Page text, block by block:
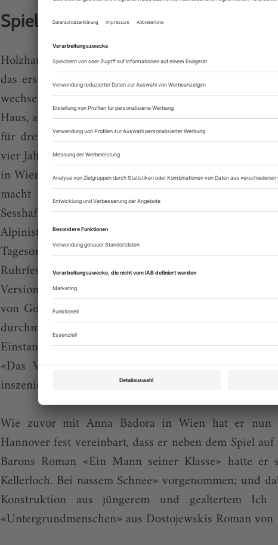
Spiel und Regie
Holzhausen ist ziemlich viel herum gekommen, als
das erste Engagement gleich am heimischen
wechselte. Danach, nach sieben Jahren bis 2000,
Haus, absolvierte stattdessen regelmäßige Umzüge –
für drei nach Frankfurt/M. und je vier nach Köln
vier Jahre folgten dann noch einmal daheim in
in Wien. Mit Partnerin Anja Herden ist er dann 2019
macht sich mit mittler -weile Mitte 50
Sesshaftigkeit. Jetzt in Hannover ist er sehr
Alpinisten-Part in «Monte Rosa» in dieser Spielzeit
Tagesordnung» nach dem Buch von Eric
Ruhrfestspielen nach Recklinghausen
Version des alten Grazer Freundes Stephan Kimmig
von Gott und Feldherr in derselben Person; mit
durchmischten «Platonowa»-Inszenierung nach
Einstand in Hannover. Mit dabei ist er jetzt auch
«Das Vermächtnis» nach Matthew Lopez, am
inszeniert vom Hallenser Thalia-Chef Ronny
Wie zuvor mit Anna Badora in Wien hat er nun
Hannover fest vereinbart, dass er neben dem Spiel
Barons Roman «Ein Mann seiner Klasse» hatte er
Kellerloch. Bei nassem Schnee» vorgenommen; und
Konstruktion aus jüngerem und gealtertem
«Untergrundmenschen» aus Dostojewskis Roman